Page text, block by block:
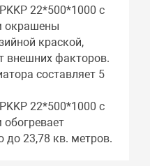
22*500*1000 с
окрашены
краской,
внешних факторов.
составляет 5
22*500*1000 с
до 23,78 кв. метров.